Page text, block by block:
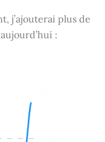
j’ajouterai plus de
: